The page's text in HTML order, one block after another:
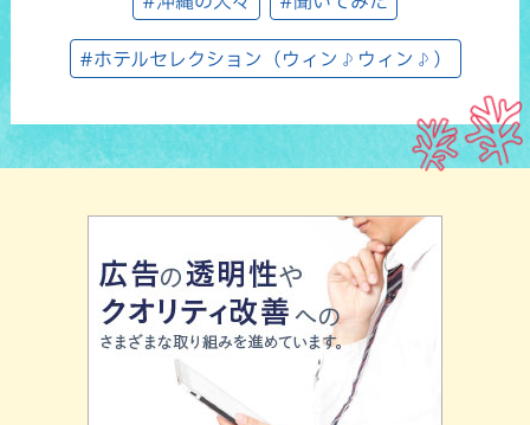
#ホテルセレクション（ウィン♪ウィン♪）